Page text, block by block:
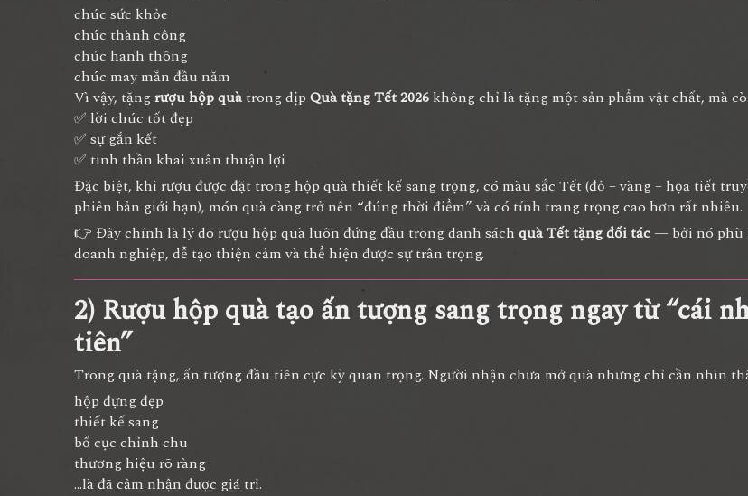
chúc sức khỏe
chúc thành công
chúc hanh thông
chúc may mắn đầu năm
Vì vậy, tặngrượu hộp quà trong dịp Quà tặng Tết 2026 không chỉ là tặng một sản phẩm vật chất, mà
✅ lời chúc tốt đẹp
✅ sự gắn kết
✅ tinh thần khai xuân thuận lợi
Đặc biệt, khi rượu được đặt trong hộp quà thiết kế sang trọng, có màu sắc Tết (đỏ – vàng – họa tiết
phiên bản giới hạn), món quà càng trở nên “đúng thời điểm” và có tính trang trọng cao hơn rất nhiều.
👉 Đây chính là lý do rượu hộp quà luôn đứng đầu trong danh sách quà Tết tặng đối tác— bởi nó phù
doanh nghiệp, dễ tạo thiện cảm và thể hiện được sự trân trọng.
2) Rượu hộp quà tạo ấn tượng sang trọng ngay từ “cái
tiên”
Trong quà tặng, ấn tượng đầu tiên cực kỳ quan trọng. Người nhận chưa mở quà nhưng chỉ cần nhìn
hộp đựng đẹp
thiết kế sang
bố cục chỉnh chu
thương hiệu rõ ràng
…là đã cảm nhận được giá trị.